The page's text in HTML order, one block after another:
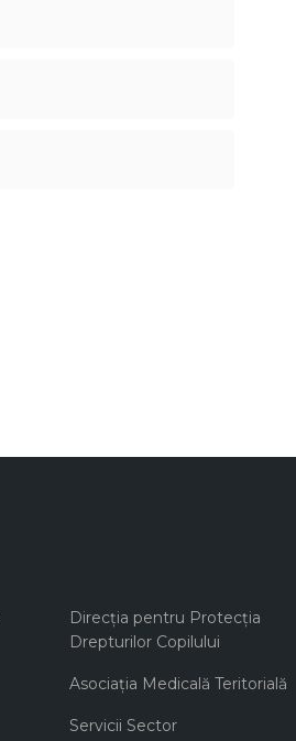
Direcţia pentru Protecţia
Drepturilor Copilului
Asociaţia Medicală Teritorială
Servicii Sector